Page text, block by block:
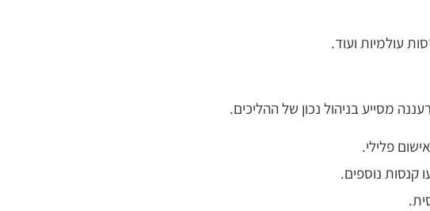
עולמיות ועוד.
מסייע בניהול נכון של ההליכים.
פלילי.
קנסות נוספים.